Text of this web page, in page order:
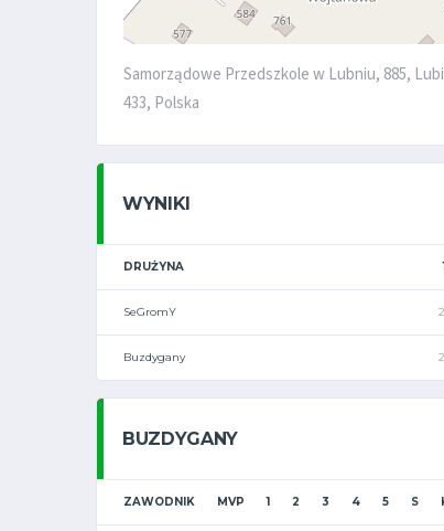
Samorządowe Przedszkole w Lubniu, 885,
433, Polska
WYNIKI
DRUŻYNA
SeGromY
Buzdygany
BUZDYGANY
ZAWODNIK MVP 1 2 3 4 5 S